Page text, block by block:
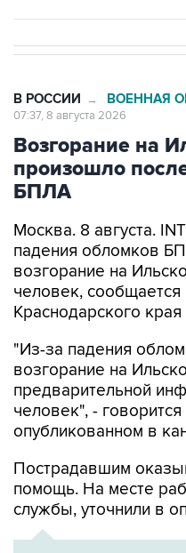
В РОССИИ → ВОЕННАЯ
07:37, 8 августа 2026
Возгорание на
произошло
БПЛА
Москва. 8 августа.
падения обломков
возгорание на
человек,
Краснодарского края
"Из-за падения
возгорание на
предварительной
человек", -
опубликованном в
Пострадавшим
помощь. На месте
службы, уточнили в